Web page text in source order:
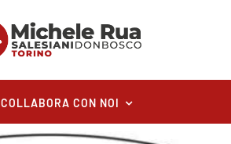
COLLABORA CON NOI